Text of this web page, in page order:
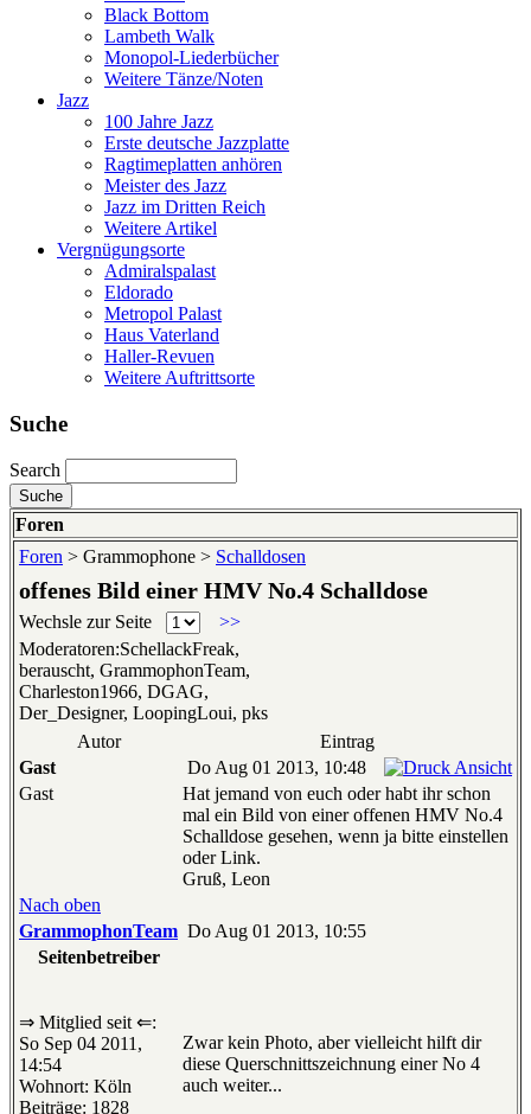
Black Bottom
Lambeth Walk
Monopol-Liederbücher
Weitere Tänze/Noten
Jazz
100 Jahre Jazz
Erste deutsche Jazzplatte
Ragtimeplatten anhören
Meister des Jazz
Jazz im Dritten Reich
Weitere Artikel
Vergnügungsorte
Admiralspalast
Eldorado
Metropol Palast
Haus Vaterland
Haller-Revuen
Weitere Auftrittsorte
Suche
Search
Foren
Foren > Grammophone > Schalldosen
offenes Bild einer HMV No.4 Schalldose
Wechsle zur Seite
>>
Moderatoren:SchellackFreak,
berauscht, GrammophonTeam,
Charleston1966, DGAG,
Der_Designer, LoopingLoui, pks
Autor
Eintrag
Gast
Do Aug 01 2013, 10:48
Gast
Hat jemand von euch oder habt ihr schon
mal ein Bild von einer offenen HMV No.4
Schalldose gesehen, wenn ja bitte einstellen
oder Link.
Gruß, Leon
Nach oben
GrammophonTeam Do Aug 01 2013, 10:55
Seitenbetreiber
⇒ Mitglied seit ⇐:
So Sep 04 2011,
14:54
Wohnort: Köln
Beiträge: 1828
Zwar kein Photo, aber vielleicht hilft dir
diese Querschnittszeichnung einer No 4
auch weiter...